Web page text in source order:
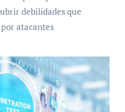
debilidades que
atacantes